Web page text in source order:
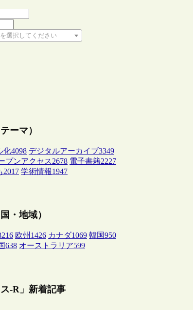
選択してください
ださい
ーマ）
化4098 デジタルアーカイブ3349
プンアクセス2678 電子書籍2227
2017 学術情報1947
・地域）
欧州 1426 カナダ1069 韓国950
638 オーストラリア599
-R」新着記事